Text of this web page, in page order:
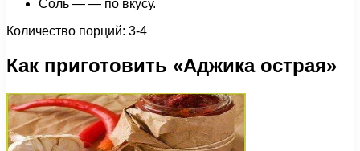
Соль — — по вкусу.
Количество порций: 3-4
Как приготовить «Аджика острая»